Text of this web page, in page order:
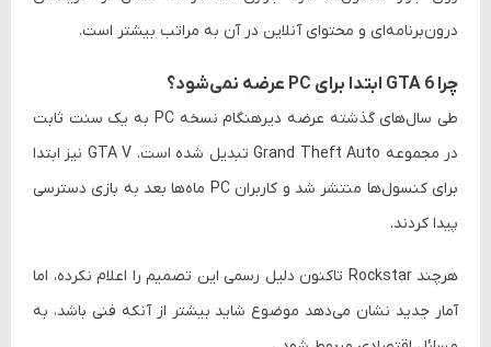
درون‌برنامه‌ای و محتوای آنلاین در آن به مراتب بیشتر است.
چرا GTA 6 ابتدا برای PC عرضه نمی‌شود؟
طی سال‌های گذشته عرضه دیرهنگام نسخه PC به یک سنت ثابت
در مجموعه Grand Theft Auto تبدیل شده است. GTA V نیز ابتدا
برای کنسول‌ها منتشر شد و کاربران PC ماه‌ها بعد به بازی دسترسی
پیدا کردند.
هرچند Rockstar تاکنون دلیل رسمی این تصمیم را اعلام نکرده، اما
آمار جدید نشان می‌دهد موضوع شاید بیشتر از آنکه فنی باشد، به